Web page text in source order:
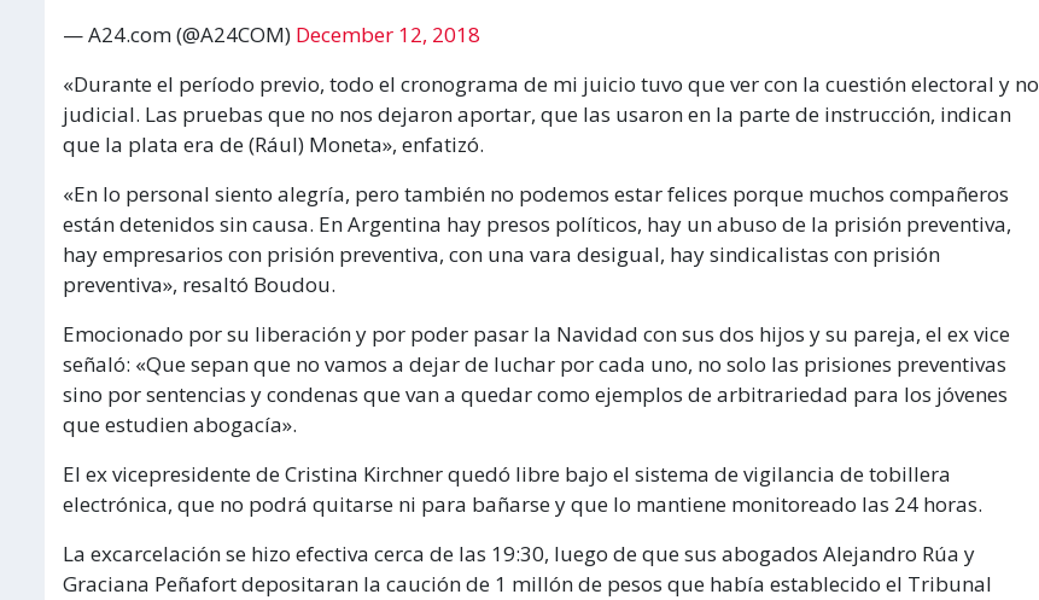
— A24.com (@A24COM) December 12, 2018
«Durante el período previo, todo el cronograma de mi juicio tuvo que ver con la cuestión electoral y no
judicial. Las pruebas que no nos dejaron aportar, que las usaron en la parte de instrucción, indican
que la plata era de (Rául) Moneta», enfatizó.
«En lo personal siento alegría, pero también no podemos estar felices porque muchos compañeros
están detenidos sin causa. En Argentina hay presos políticos, hay un abuso de la prisión preventiva,
hay empresarios con prisión preventiva, con una vara desigual, hay sindicalistas con prisión
preventiva», resaltó Boudou.
Emocionado por su liberación y por poder pasar la Navidad con sus dos hijos y su pareja, el ex vice
señaló: «Que sepan que no vamos a dejar de luchar por cada uno, no solo las prisiones preventivas
sino por sentencias y condenas que van a quedar como ejemplos de arbitrariedad para los jóvenes
que estudien abogacía».
El ex vicepresidente de Cristina Kirchner quedó libre bajo el sistema de vigilancia de tobillera
electrónica, que no podrá quitarse ni para bañarse y que lo mantiene monitoreado las 24 horas.
La excarcelación se hizo efectiva cerca de las 19:30, luego de que sus abogados Alejandro Rúa y
Graciana Peñafort depositaran la caución de 1 millón de pesos que había establecido el Tribunal